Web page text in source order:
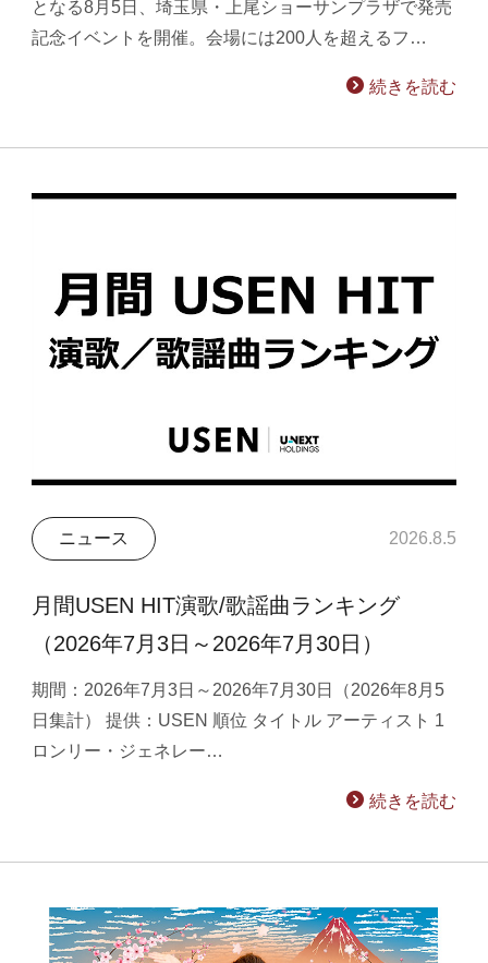
となる8月5日、埼玉県・上尾ショーサンプラザで発売
記念イベントを開催。会場には200人を超えるフ…
続きを読む
ニュース 2026.8.5
月間USEN HIT演歌/歌謡曲ランキング
（2026年7月3日～2026年7月30日）
期間：2026年7月3日～2026年7月30日（2026年8月5
日集計） 提供：USEN 順位 タイトル アーティスト 1
ロンリー・ジェネレー…
続きを読む